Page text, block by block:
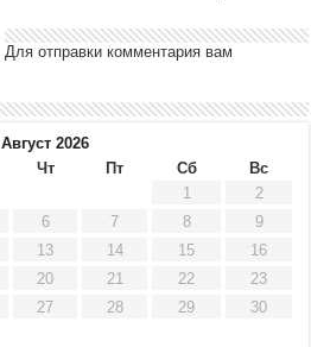
Для отправки комментария вам
Август 2026
Чт Пт Сб
Вс
1
2
6 7 8
9
13 14 15
16
20 21 22
23
27 28 29
30